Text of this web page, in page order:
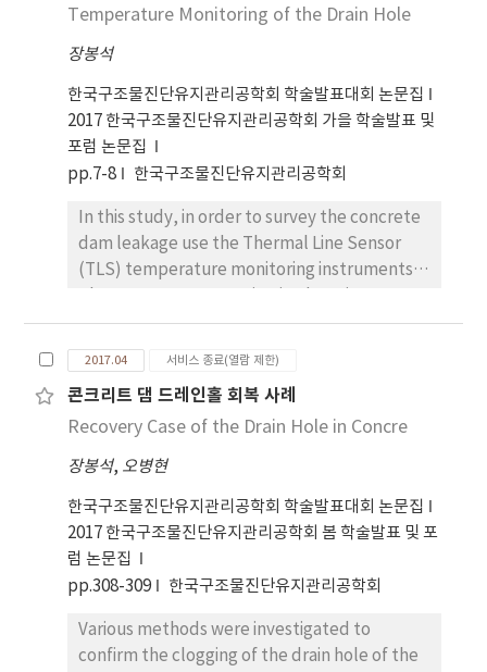
assessment tool considering internal erosion
evaluation for pilot reservoirs and analyzed
failure probability.
Temperature Monitoring of the Drain Hole
장봉석
한국구조물진단유지관리공학회 학술발표대회 논문집
2017 한국구조물진단유지관리공학회 가을 학술발표 및
포럼 논문집
pp.7-8
한국구조물진단유지관리공학회
In this study, in order to survey the concrete
dam leakage use the Thermal Line Sensor
(TLS) temperature monitoring instruments.
two drain hole of concrete dam and the
upsteam water temperature of dam.
2017.04 서비스 종료(열람 제한)
콘크리트 댐 드레인홀 회복 사례
Recovery Case of the Drain Hole in Concre
장봉석, 오병현
한국구조물진단유지관리공학회 학술발표대회 논문집
2017 한국구조물진단유지관리공학회 봄 학술발표 및 포
럼 논문집
pp.308-309
한국구조물진단유지관리공학회
Various methods were investigated to
confirm the clogging of the drain hole of the